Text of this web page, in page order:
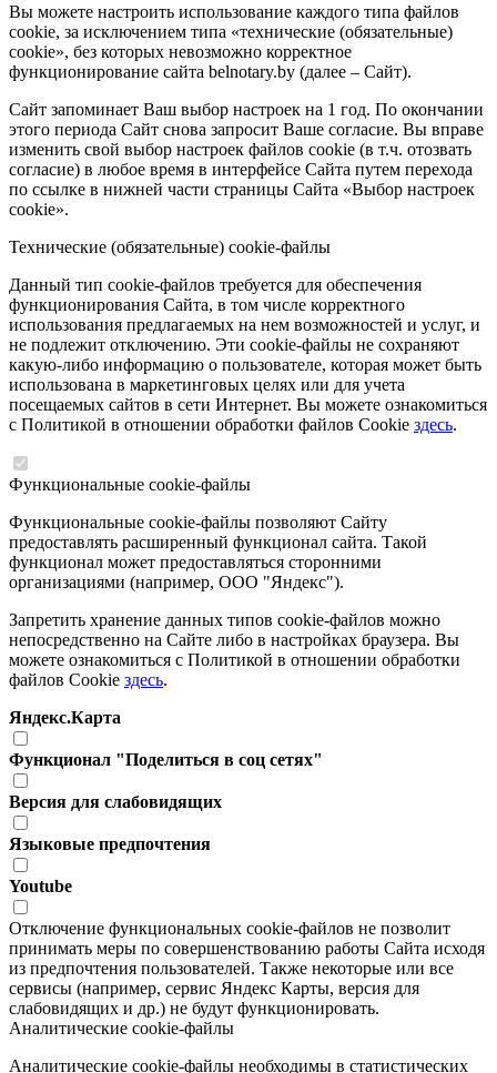
Вы можете настроить использование каждого типа файлов
cookie, за исключением типа «технические (обязательные)
cookie», без которых невозможно корректное
функционирование сайта belnotary.by (далее – Сайт).
Сайт запоминает Ваш выбор настроек на 1 год. По окончании
этого периода Сайт снова запросит Ваше согласие. Вы вправе
изменить свой выбор настроек файлов cookie (в т.ч. отозвать
согласие) в любое время в интерфейсе Сайта путем перехода
по ссылке в нижней части страницы Сайта «Выбор настроек
cookie».
Технические (обязательные) cookie-файлы
Данный тип cookie-файлов требуется для обеспечения
функционирования Сайта, в том числе корректного
использования предлагаемых на нем возможностей и услуг, и
не подлежит отключению. Эти cookie-файлы не сохраняют
какую-либо информацию о пользователе, которая может быть
использована в маркетинговых целях или для учета
посещаемых сайтов в сети Интернет. Вы можете ознакомиться
с Политикой в отношении обработки файлов Cookie здесь.
Функциональные cookie-файлы
Функциональные cookie-файлы позволяют Сайту
предоставлять расширенный функционал сайта. Такой
функционал может предоставляться сторонними
организациями (например, ООО "Яндекс").
Запретить хранение данных типов cookie-файлов можно
непосредственно на Сайте либо в настройках браузера. Вы
можете ознакомиться с Политикой в отношении обработки
файлов Cookie здесь.
Яндекс.Карта
Функционал "Поделиться в соц сетях"
Версия для слабовидящих
Языковые предпочтения
Youtube
Отключение функциональных cookie-файлов не позволит
принимать меры по совершенствованию работы Сайта исходя
из предпочтения пользователей. Также некоторые или все
сервисы (например, сервис Яндекс Карты, версия для
слабовидящих и др.) не будут функционировать.
Аналитические cookie-файлы
Аналитические cookie-файлы необходимы в статистических